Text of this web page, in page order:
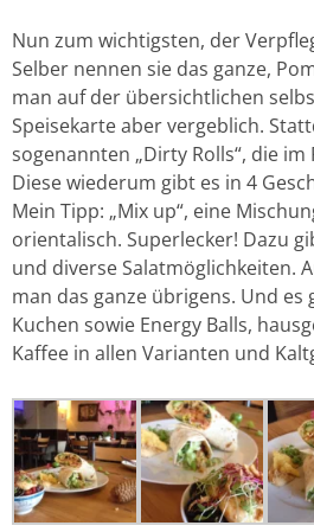
Nun zum wichtigsten, der
Selber nennen sie das ganze,
man auf der übersichtlichen
Speisekarte aber vergeblich.
sogenannten „Dirty Rolls“, die
Diese wiederum gibt es in 4
Mein Tipp: „Mix up“, eine
orientalisch. Superlecker! Dazu
und diverse Salatmöglichkeiten.
man das ganze übrigens. Und
Kuchen sowie Energy Balls,
Kaffee in allen Varianten und